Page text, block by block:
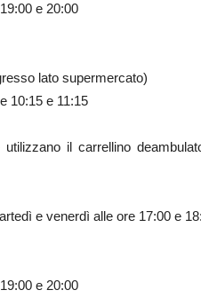
e 20:00
lato supermercato)
10:15 e 11:15
il carrellino
e venerdì alle ore 17:00 e
e 20:00